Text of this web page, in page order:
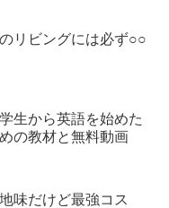
リビングには必ず○○
生から英語を始めた
の教材と無料動画
味だけど最強コス